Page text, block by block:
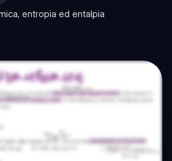
entropia ed entalpia